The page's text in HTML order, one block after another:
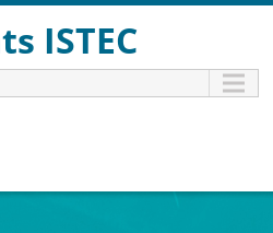
ISTEC